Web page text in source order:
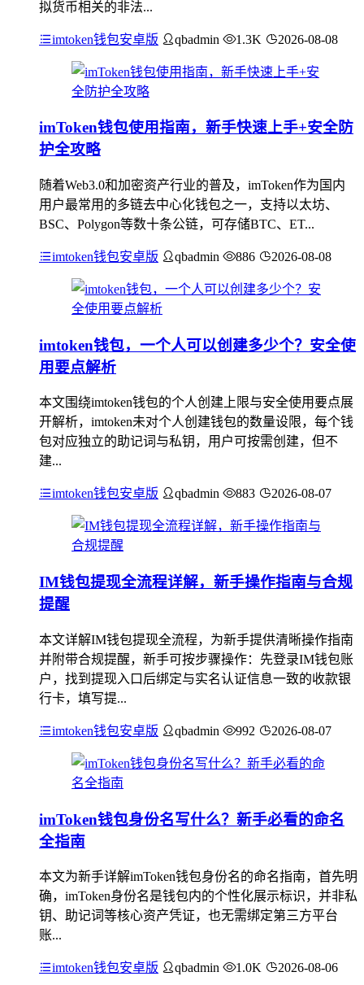
拟货币相关的非法...
imtoken钱包安卓版 qbadmin 1.3K 2026-08-08
imToken钱包使用指南，新手快速上手+安全防
护全攻略
随着Web3.0和加密资产行业的普及，imToken作为国内
用户最常用的多链去中心化钱包之一，支持以太坊、
BSC、Polygon等数十条公链，可存储BTC、ET...
imtoken钱包安卓版 qbadmin 886 2026-08-08
imtoken钱包，一个人可以创建多少个？安全使
用要点解析
本文围绕imtoken钱包的个人创建上限与安全使用要点展
开解析，imtoken未对个人创建钱包的数量设限，每个钱
包对应独立的助记词与私钥，用户可按需创建，但不
建...
imtoken钱包安卓版 qbadmin 883 2026-08-07
IM钱包提现全流程详解，新手操作指南与合规
提醒
本文详解IM钱包提现全流程，为新手提供清晰操作指南
并附带合规提醒，新手可按步骤操作：先登录IM钱包账
户，找到提现入口后绑定与实名认证信息一致的收款银
行卡，填写提...
imtoken钱包安卓版 qbadmin 992 2026-08-07
imToken钱包身份名写什么？新手必看的命名
全指南
本文为新手详解imToken钱包身份名的命名指南，首先明
确，imToken身份名是钱包内的个性化展示标识，并非私
钥、助记词等核心资产凭证，也无需绑定第三方平台
账...
imtoken钱包安卓版 qbadmin 1.0K 2026-08-06